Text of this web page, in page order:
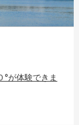
が体験できま